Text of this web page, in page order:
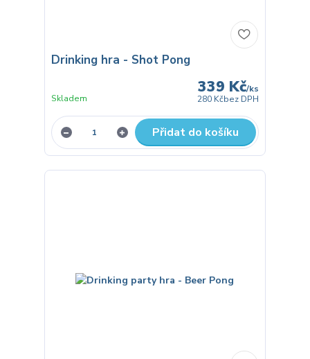
Drinking hra - Shot Pong
339 Kč/ks
280 Kčbez DPH
Skladem
Přidat do košíku